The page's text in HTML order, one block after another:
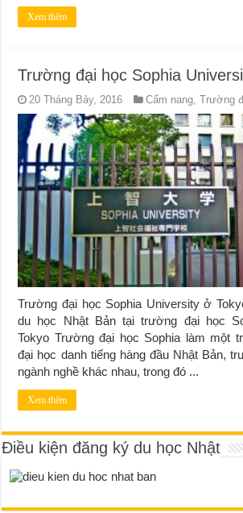
Xem thêm
Trường đại học Sophia
20 Tháng Bảy, 2016 Cẩm nang,Trường
Trường đại học Sophia University ở
du học Nhật Bản tại trường đại học
Tokyo Trường đại học Sophia làm một
đại học danh tiếng hàng đầu Nhật Bản,
ngành nghề khác nhau, trong đó ...
Xem thêm
Điều kiện đăng ký du học Nhật